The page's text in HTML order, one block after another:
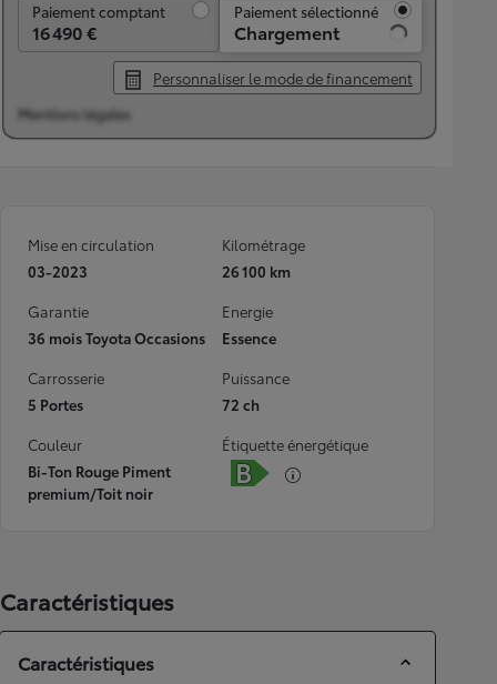
Paiement comptant
16 490 €
Paiement sélectionné
Chargement
Personnaliser le mode de financement
Mentions légales
Mise en circulation
03-2023
Kilométrage
26 100 km
Garantie
36 mois Toyota Occasions
Energie
Essence
Carrosserie
5 Portes
Puissance
72 ch
Couleur
Bi-Ton Rouge Piment
premium/Toit noir
Étiquette énergétique
Caractéristiques
Caractéristiques